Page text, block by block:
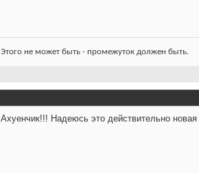
Этого не может быть - промежуток должен быть.
Ахуенчик!!! Надеюсь это действительно